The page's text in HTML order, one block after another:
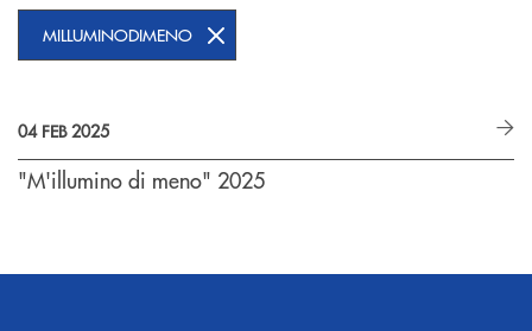
MILLUMINODIMENO
04 FEB 2025
"M'illumino di meno" 2025